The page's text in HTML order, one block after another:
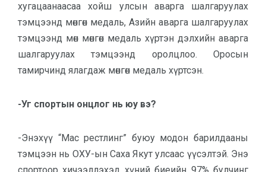
хугацаанаасаа хойш улсын аварга шалгаруулах
тэмцээнд мөнгөн медаль, Азийн аварга шалгаруулах
тэмцээнд мөн мөнгөн медаль хүртэн дэлхийн аварга
шалгаруулах тэмцээнд оролцлоо. Оросын
тамирчинд ялагдаж мөнгөн медаль хүртсэн.
-Уг спортын онцлог нь юу вэ?
-Энэхүү “Мас рестлинг” буюу модон барилдааны
тэмцээн нь ОХУ-ын Саха Якут улсаас үүсэлтэй. Энэ